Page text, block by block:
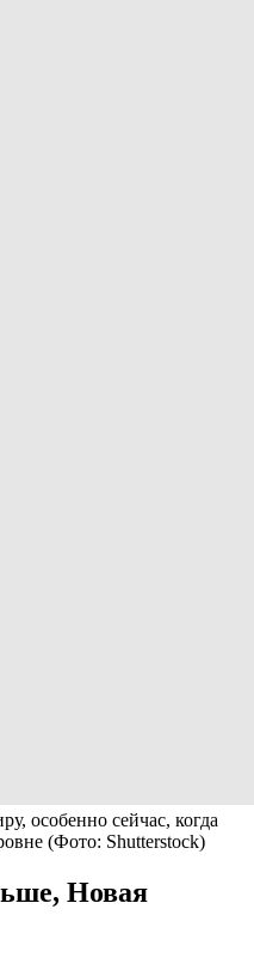
особенно сейчас, когда
(Фото: Shutterstock)
Новая